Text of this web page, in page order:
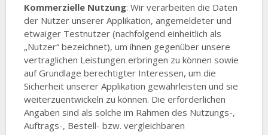
Kommerzielle Nutzung: Wir verarbeiten die Daten
der Nutzer unserer Applikation, angemeldeter und
etwaiger Testnutzer (nachfolgend einheitlich als
„Nutzer“ bezeichnet), um ihnen gegenüber unsere
vertraglichen Leistungen erbringen zu können sowie
auf Grundlage berechtigter Interessen, um die
Sicherheit unserer Applikation gewährleisten und sie
weiterzuentwickeln zu können. Die erforderlichen
Angaben sind als solche im Rahmen des Nutzungs-,
Auftrags-, Bestell- bzw. vergleichbaren